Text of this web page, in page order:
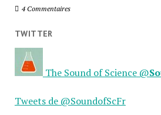
4 Commentaires
TWITTER
The Sound of Science @
Tweets de @SoundofScFr